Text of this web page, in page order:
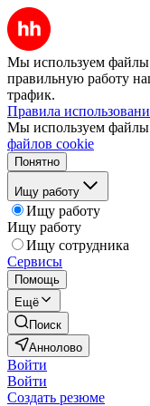
Мы используем файлы
правильную работу
трафик.
Правила
Мы используем файлы
файлов cookie
Понятно
Ищу работу
Ищу работу
Ищу работу
Ищу сотрудника
Сервисы
Помощь
Ещё
Поиск
Аннолово
Войти
Войти
Создать резюме